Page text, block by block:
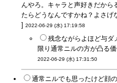
んやろ。キャラと声好きだか
たらどうなんですかね？よさげ
] 2022-06-29 (水) 17:19:58
残念ながらよほど与ダ
限り通常ニルの方が凸る
2022-06-29 (水) 17:31:50
通常ニルでも思ったけど顔